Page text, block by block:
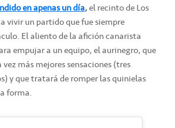
en apenas un día,el recinto de Los
vivir un partido que fue siempre
El aliento de la afición canarista
empujar a un equipo, el aurinegro, que
más mejores sensaciones (tres
y que tratará de romper las quinielas
forma.